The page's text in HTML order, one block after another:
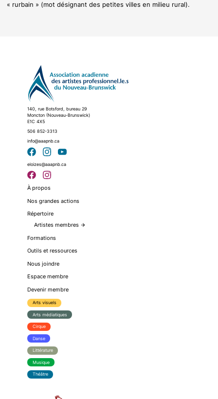
« rurbain » (mot désignant des petites villes en milieu rural).
140, rue Botsford, bureau 29
Moncton (Nouveau-Brunswick)
E1C 4X5
506 852-3313
info@aaapnb.ca
eloizes@aaapnb.ca
À propos
Nos grandes actions
Répertoire
Artistes membres arrow_forward
Formations
Outils et ressources
Nous joindre
Espace membre
Devenir membre
Arts visuels
Arts médiatiques
Cirque
Danse
Littérature
Musique
Théâtre